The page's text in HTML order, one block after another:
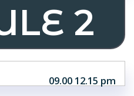
2
09.00 12.15 pm